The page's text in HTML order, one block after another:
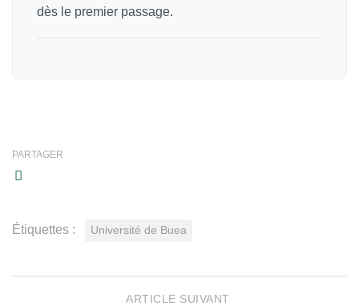
dès le premier passage.
PARTAGER
Étiquettes : Université de Buea
ARTICLE SUIVANT